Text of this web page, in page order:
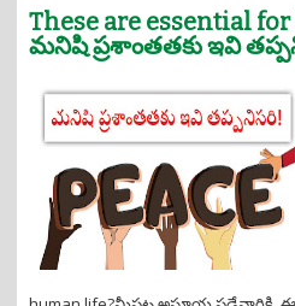
These are essential for
మనిషి ప్రశాంతతకు ఇవి